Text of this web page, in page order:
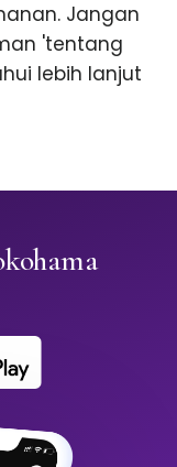
Jangan
'tentang
lebih lanjut